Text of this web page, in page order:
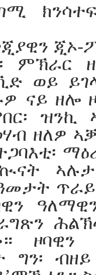
ጂኦ-
ምኽራር
ወይ
ናይ ዘሎ
ዝንኪ
ዘለዎ
ዞባዊን
ግን፡